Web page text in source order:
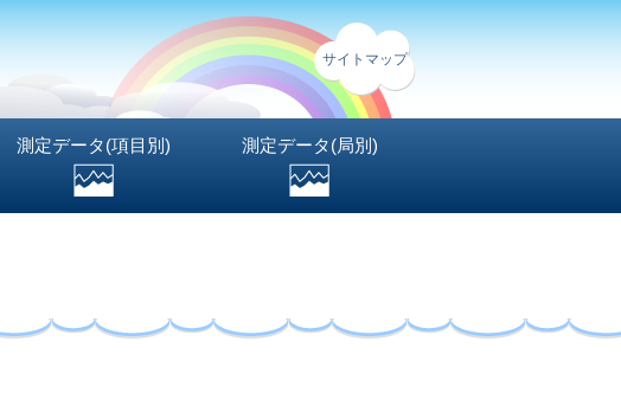
サイトマップ
測定データ(項目別) 測定データ(局別)